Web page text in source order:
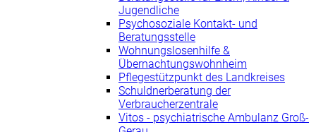
Jugendliche
Psychosoziale Kontakt- und
Beratungsstelle
Wohnungslosenhilfe &
Übernachtungswohnheim
Pflegestützpunkt des Landkreises
Schuldnerberatung der
Verbraucherzentrale
Vitos - psychiatrische Ambulanz Groß-